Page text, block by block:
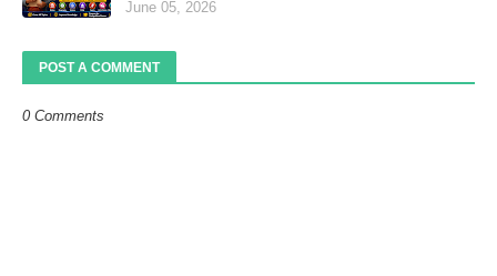
June 05, 2026
POST A COMMENT
0 Comments